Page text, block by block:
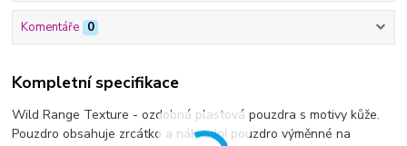
Komentáře 0
Kompletní specifikace
Wild Range Texture - ozdobná plastová pouzdra s motivy kůže.
Pouzdro obsahuje zrcátko a náhradní pouzdro výměnné na